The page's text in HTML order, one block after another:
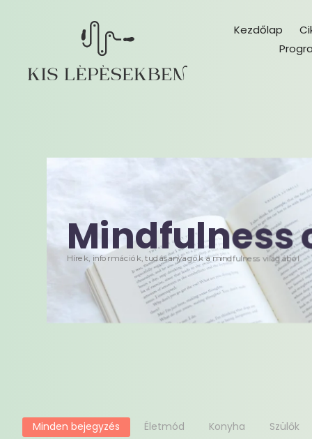
Kezdőlap
Mindfulness
Hírek, információk, tudásanyagok a mindfulness világából
Minden bejegyzés Életmód Konyha Szülők